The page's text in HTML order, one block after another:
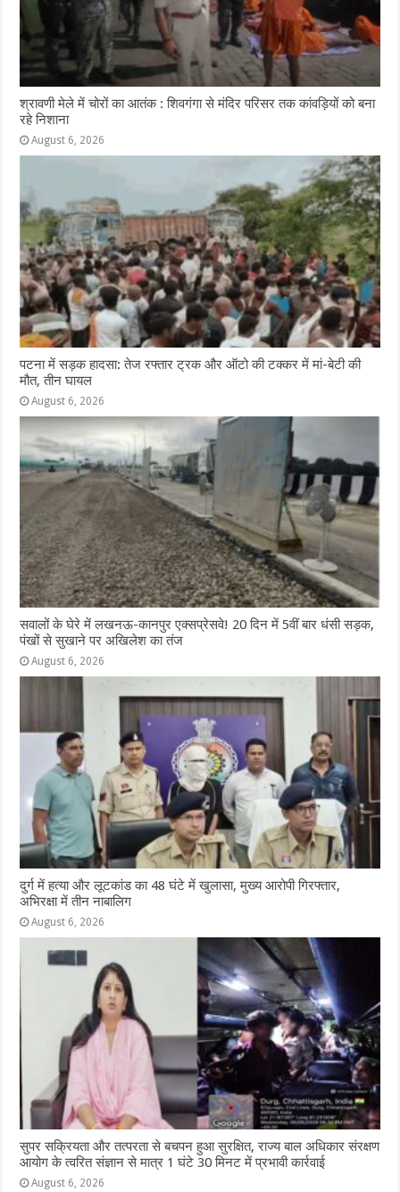
श्रावणी मेले में चोरों का आतंक : शिवगंगा से मंदिर परिसर तक कांवड़ियों को बना
रहे निशाना
August 6, 2026
पटना में सड़क हादसा: तेज रफ्तार ट्रक और ऑटो की टक्कर में मां-बेटी की
मौत, तीन घायल
August 6, 2026
सवालों के घेरे में लखनऊ-कानपुर एक्सप्रेसवे! 20 दिन में 5वीं बार धंसी सड़क,
पंखों से सुखाने पर अखिलेश का तंज
August 6, 2026
दुर्ग में हत्या और लूटकांड का 48 घंटे में खुलासा, मुख्य आरोपी गिरफ्तार,
अभिरक्षा में तीन नाबालिग
August 6, 2026
सुपर सक्रियता और तत्परता से बचपन हुआ सुरक्षित, राज्य बाल अधिकार संरक्षण
आयोग के त्वरित संज्ञान से मात्र 1 घंटे 30 मिनट में प्रभावी कार्रवाई
August 6, 2026